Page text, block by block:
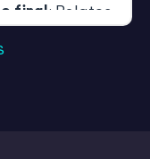
:
final: Relatos
hilo